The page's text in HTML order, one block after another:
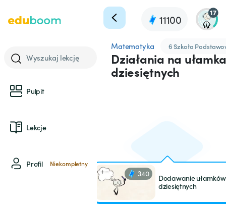
11100
17
Wyszukaj lekcję
Pulpit
Lekcje
Profil Niekompletny
Matematyka 6 Szkoła
Działania na
dziesiętnych
340
Dodawanie ułamków
dziesiętnych